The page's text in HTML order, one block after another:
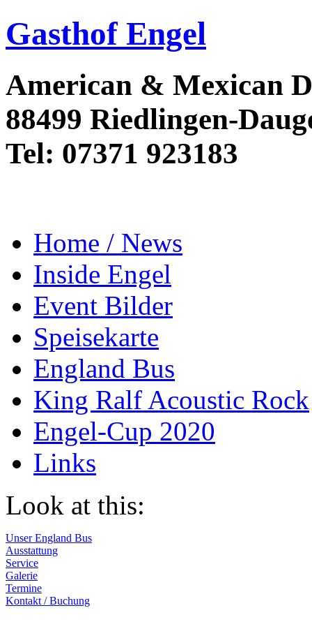
Gasthof Engel
American & Mexican
88499 Riedlingen-
Tel: 07371 923183
Home / News
Inside Engel
Event Bilder
Speisekarte
England Bus
King Ralf Acoustic Rock
Engel-Cup 2020
Links
Look at this:
Unser England Bus
Ausstattung
Service
Galerie
Termine
Kontakt / Buchung